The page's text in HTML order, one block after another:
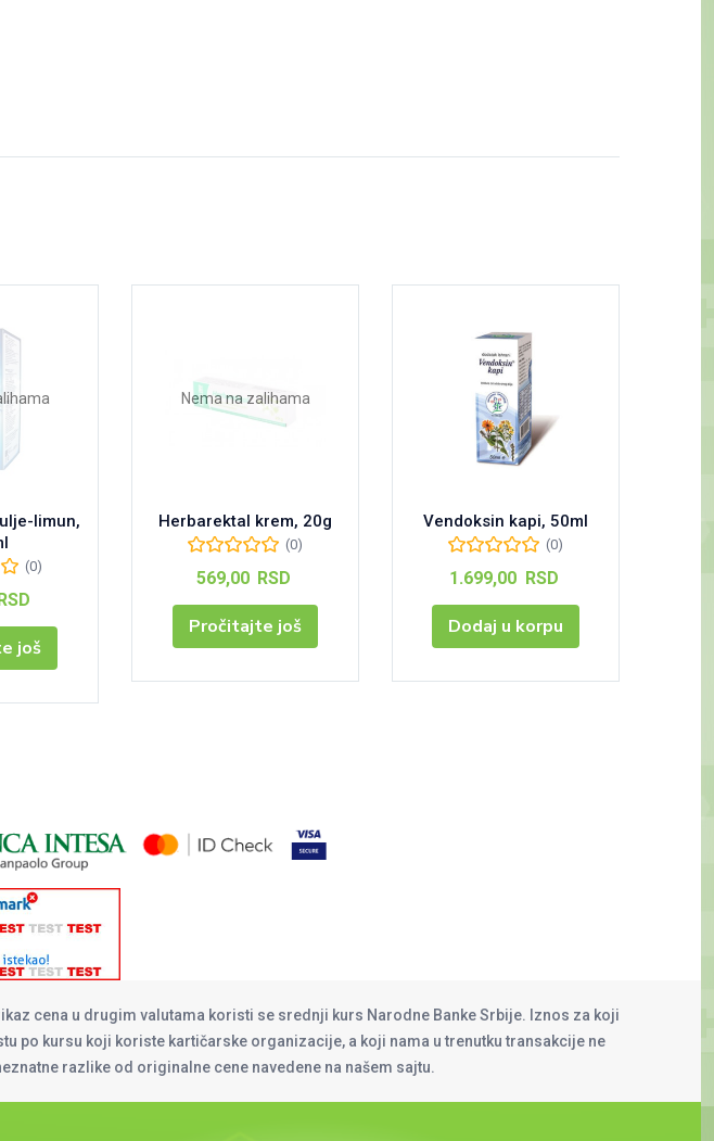
limun,
(0)
RSD
još
Nema na zalihama
Herbarektal krem, 20g
(0)
569,00 RSD
Pročitajte još
Vendoksin kapi, 50ml
(0)
1.699,00 RSD
Dodaj u korpu
cena u drugim valutama koristi se srednji kurs Narodne Banke Srbije. Iznos za koji
po kursu koji koriste kartičarske organizacije, a koji nama u trenutku transakcije ne
razlike od originalne cene navedene na našem sajtu.